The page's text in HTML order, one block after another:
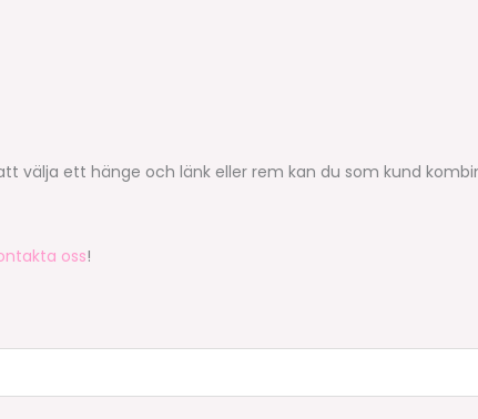
välja ett hänge och länk eller rem kan du som kund
oss!